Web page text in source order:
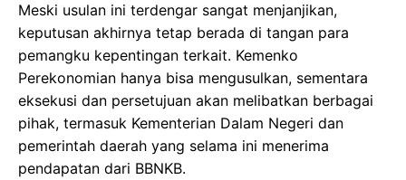
Meski usulan ini terdengar sangat menjanjikan,
keputusan akhirnya tetap berada di tangan para
pemangku kepentingan terkait. Kemenko
Perekonomian hanya bisa mengusulkan, sementara
eksekusi dan persetujuan akan melibatkan berbagai
pihak, termasuk Kementerian Dalam Negeri dan
pemerintah daerah yang selama ini menerima
pendapatan dari BBNKB.